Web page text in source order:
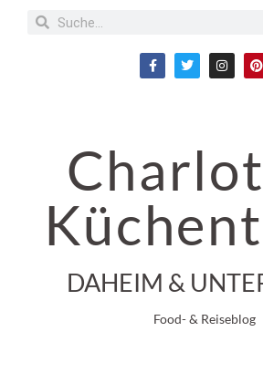
DAHEIM &
Food- & Reiseblog